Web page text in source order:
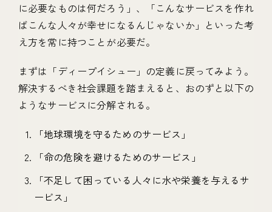
に必要なものは何だろう」、「こんなサービスを作れ
ばこんな人々が幸せになるんじゃないか」といった考
え方を常に持つことが必要だ。
まずは「ディープイシュー」の定義に戻ってみよう。
解決するべき社会課題を踏まえると、おのずと以下の
ようなサービスに分解される。
「地球環境を守るためのサービス」
「命の危険を避けるためのサービス」
「不足して困っている人々に水や栄養を与えるサ
ービス」